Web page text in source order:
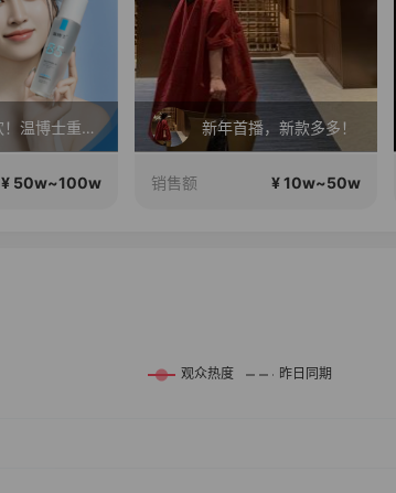
暑期狂欢！温博士重磅福利机制 ! 明星同款套装!限时狂欢！
¥ 50w~100w
新年首播，新款多多！
销售额 ¥ 10w~50w